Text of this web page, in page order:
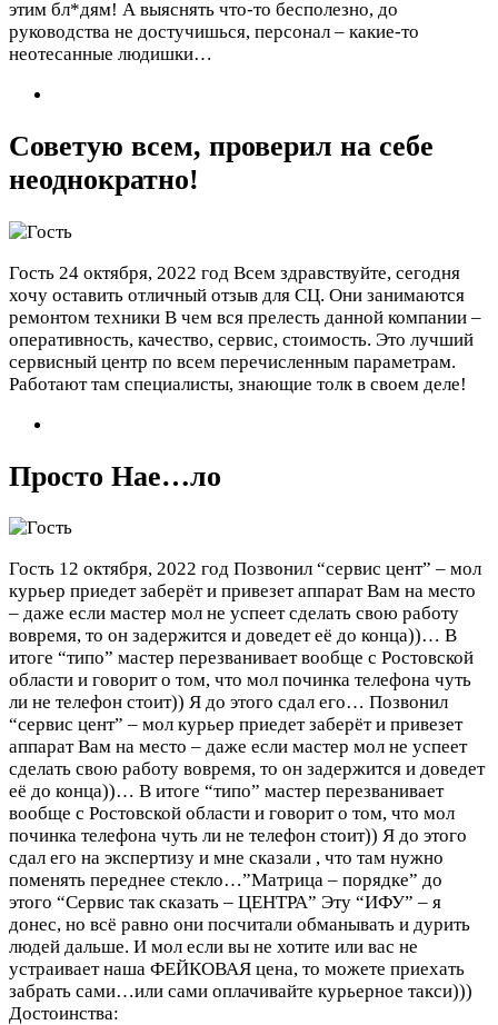
этим бл*дям! А выяснять что-то бесполезно, до
руководства не достучишься, персонал – какие-то
неотесанные людишки…
Советую всем, проверил на себе
неоднократно!
Гость 24 октября, 2022 год Всем здравствуйте, сегодня
хочу оставить отличный отзыв для СЦ. Они занимаются
ремонтом техники В чем вся прелесть данной компании –
оперативность, качество, сервис, стоимость. Это лучший
сервисный центр по всем перечисленным параметрам.
Работают там специалисты, знающие толк в своем деле!
Просто Нае…ло
Гость 12 октября, 2022 год Позвонил “сервис цент” – мол
курьер приедет заберёт и привезет аппарат Вам на место
– даже если мастер мол не успеет сделать свою работу
вовремя, то он задержится и доведет её до конца))… В
итоге “типо” мастер перезванивает вообще с Ростовской
области и говорит о том, что мол починка телефона чуть
ли не телефон стоит)) Я до этого сдал его… Позвонил
“сервис цент” – мол курьер приедет заберёт и привезет
аппарат Вам на место – даже если мастер мол не успеет
сделать свою работу вовремя, то он задержится и доведет
её до конца))… В итоге “типо” мастер перезванивает
вообще с Ростовской области и говорит о том, что мол
починка телефона чуть ли не телефон стоит)) Я до этого
сдал его на экспертизу и мне сказали , что там нужно
поменять переднее стекло…”Матрица – порядке” до
этого “Сервис так сказать – ЦЕНТРА” Эту “ИФУ” – я
донес, но всё равно они посчитали обманывать и дурить
людей дальше. И мол если вы не хотите или вас не
устраивает наша ФЕЙКОВАЯ цена, то можете приехать
забрать сами…или сами оплачивайте курьерное такси)))
Достоинства: